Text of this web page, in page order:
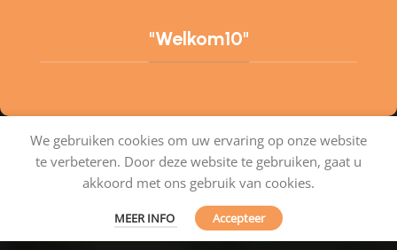
"Welkom10"
We gebruiken cookies om uw ervaring op onze website
te verbeteren. Door deze website te gebruiken, gaat u
akkoord met ons gebruik van cookies.
MEER INFO Accepteer
Tapijtenshop.com